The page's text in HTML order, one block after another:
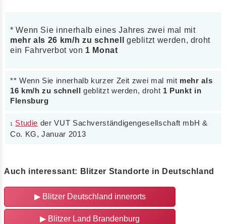
* Wenn Sie innerhalb eines Jahres zwei mal mit
mehr als 26 km/h zu schnell
geblitzt werden, droht
ein Fahrverbot von 1 Monat
** Wenn Sie innerhalb kurzer Zeit zwei mal mit mehr als
16 km/h zu schnell geblitzt werden, droht 1 Punkt in
Flensburg
1 Studie der VUT Sachverständigengesellschaft mbH &
Co. KG, Januar 2013
Auch interessant: Blitzer Standorte in Deutschland
▶ Blitzer Deutschland innerorts
▶ Blitzer Land Brandenburg